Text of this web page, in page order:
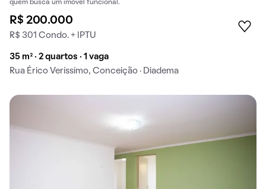
quem busca um imóvel funcional.
R$ 200.000
R$ 301 Condo. + IPTU
35 m² · 2 quartos · 1 vaga
Rua Érico Veríssimo, Conceição · Diadema